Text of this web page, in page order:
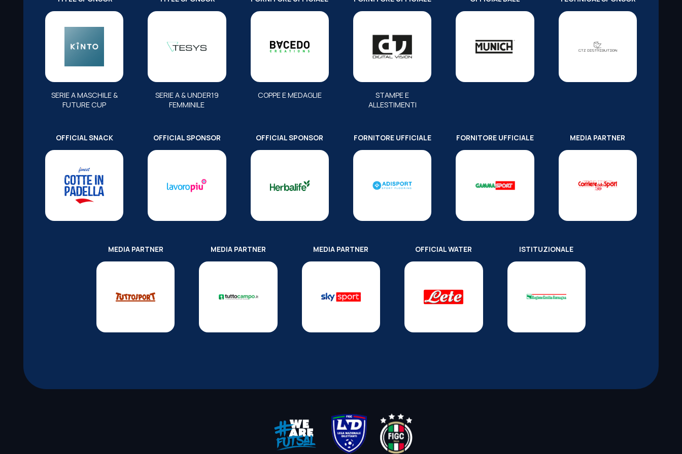
SERIE A MASCHILE &
FUTURE CUP
SERIE A & UNDER19
FEMMINILE
COPPE E MEDAGLIE
STAMPE E
ALLESTIMENTI
OFFICIAL SNACK OFFICIAL SPONSOR OFFICIAL SPONSOR FORNITORE UFFICIALE FORNITORE UFFICIALE MEDIA PARTNER
MEDIA PARTNER MEDIA PARTNER MEDIA PARTNER OFFICIAL WATER ISTITUZIONALE